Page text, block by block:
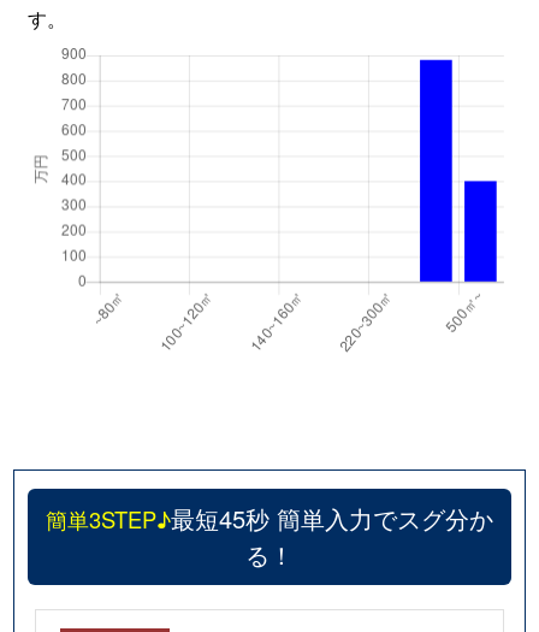
す。
簡単3STEP♪最短45秒 簡単入力でスグ分か
る！